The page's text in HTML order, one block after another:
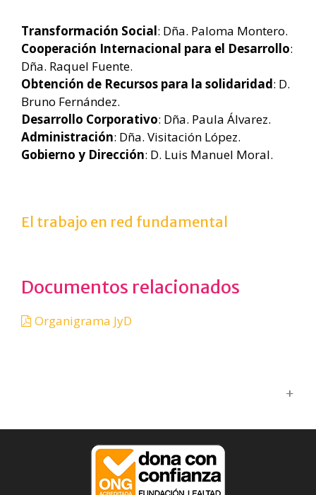
Transformación Social: Dña. Paloma Montero.
Cooperación Internacional para el Desarrollo:
Dña. Raquel Fuente.
Obtención de Recursos para la solidaridad: D.
Bruno Fernández.
Desarrollo Corporativo: Dña. Paula Álvarez.
Administración: Dña. Visitación López.
Gobierno y Dirección: D. Luis Manuel Moral.
El trabajo en red fundamental
Documentos relacionados
Organigrama JyD